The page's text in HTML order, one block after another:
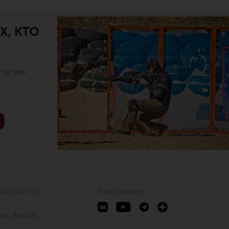
КТО
для
600-55-
848-65-
Мы в соцсетях